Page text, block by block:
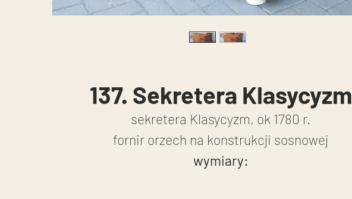
137. Sekretera Klasycyzm
sekretera Klasycyzm, ok 1780 r.
fornir orzech na konstrukcji sosnowej
wymiary: